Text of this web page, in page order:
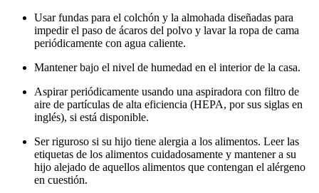
Usar fundas para el colchón y la almohada diseñadas para
impedir el paso de ácaros del polvo y lavar la ropa de cama
periódicamente con agua caliente.
Mantener bajo el nivel de humedad en el interior de la casa.
Aspirar periódicamente usando una aspiradora con filtro de
aire de partículas de alta eficiencia (HEPA, por sus siglas en
inglés), si está disponible.
Ser riguroso si su hijo tiene alergia a los alimentos. Leer las
etiquetas de los alimentos cuidadosamente y mantener a su
hijo alejado de aquellos alimentos que contengan el alérgeno
en cuestión.